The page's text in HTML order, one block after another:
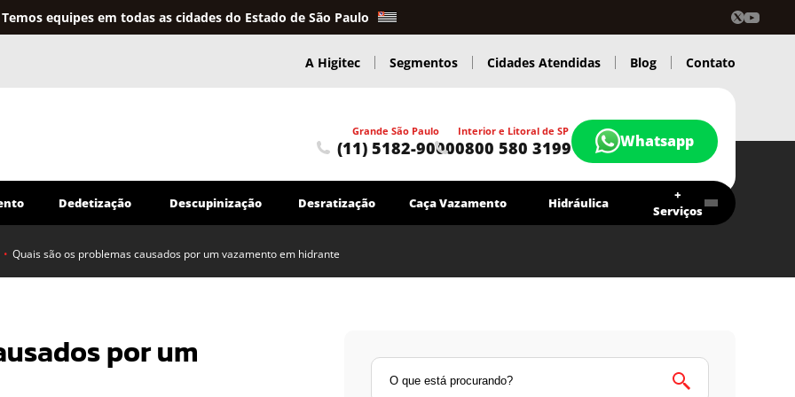
• Quais são os problemas causados por um vazamento em hidrante
por um
Temos equipes em todas as cidades do Estado de São Paulo
A Higitec Segmentos Cidades Atendidas Blog Contato
Grande São Paulo
(11) 5182-9000
Interior e Litoral de SP
0800 580 3199 Whatsapp
Dedetização Descupinização Desratização Caça Vazamento Hidráulica
+
Serviços
Caça Vazamentos
Troca e reparo de tubulações em geral
Encanador
Outros Serviços
Atendimento 24 Hs.